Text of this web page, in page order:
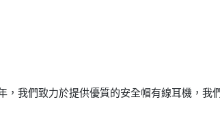
我們致力於提供優質的安全帽有線耳機，我